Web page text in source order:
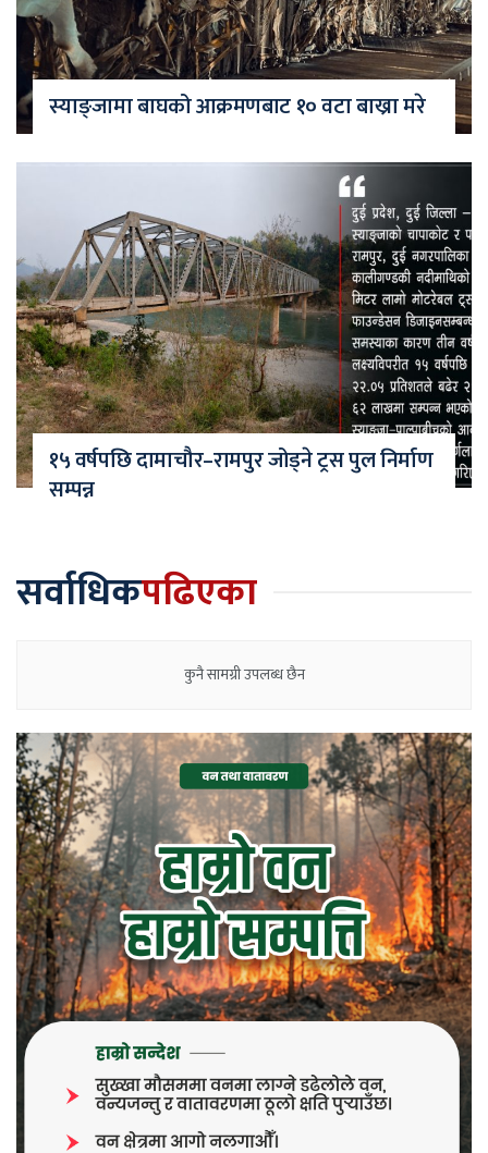
स्याङ्जामा बाघको आक्रमणबाट १० वटा बाख्रा मरे
१५ वर्षपछि दामाचौर–रामपुर जोड्ने ट्रस पुल निर्माण
सम्पन्न
सर्वाधिकपढिएका
कुनै सामग्री उपलब्ध छैन